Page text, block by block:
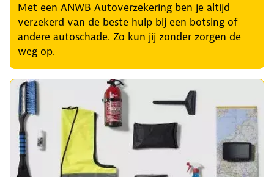
Met een ANWB Autoverzekering ben je altijd
verzekerd van de beste hulp bij een botsing of
andere autoschade. Zo kun jij zonder zorgen de
weg op.